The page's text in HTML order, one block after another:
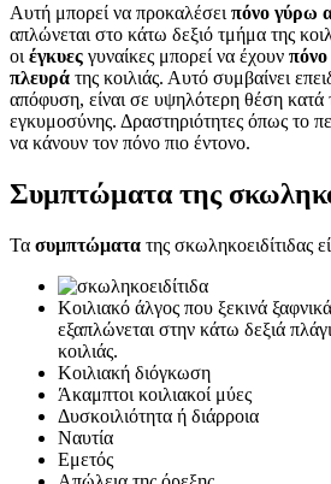
Αυτή μπορεί να προκαλέσει πόνο γύρω
απλώνεται στο κάτω δεξιό τμήμα της
οι έγκυες γυναίκες μπορεί να έχουν
πλευρά της κοιλιάς. Αυτό συμβαίνει
απόφυση, είναι σε υψηλότερη θέση κατά
εγκυμοσύνης. Δραστηριότητες όπως το
να κάνουν τον πόνο πιο έντονο.
Συμπτώματα της σ
Τα συμπτώματα της σκωληκοειδίτιδας
Κοιλιακό άλγος που ξεκινά
εξαπλώνεται στην κάτω δεξιά
κοιλιάς.
Κοιλιακή διόγκωση
Άκαμπτοι κοιλιακοί μύες
Δυσκοιλιότητα ή διάρροια
Ναυτία
Εμετός